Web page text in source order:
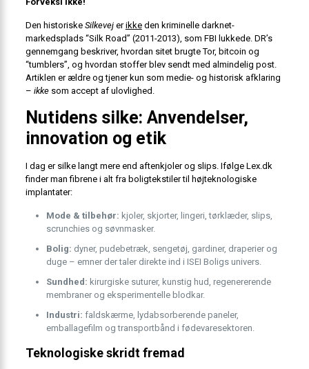
Den historiske Silkevejerikkeden kriminelle darknet-
markedsplads “Silk Road” (2011-2013), som FBI lukkede. DR’s
gennemgang beskriver, hvordan sitet brugte Tor, bitcoin og
“tumblers”, og hvordan stoffer blev sendt med almindelig post.
Artiklen er ældre og tjener kun som medie- og historisk afklaring
– ikkesom accept af ulovlighed.
Nutidens silke: Anvendelser,
innovation og etik
I dag er silke langt mere end aftenkjoler og slips. Ifølge Lex.dk
finder man fibrene i alt fra boligtekstiler til højteknologiske
implantater:
Mode & tilbehør: kjoler, skjorter, lingeri, tørklæder, slips,
scrunchies og søvnmasker.
Bolig: dyner, pudebetræk, sengetøj, gardiner, draperier og
duge – emner der taler direkte ind i ISEI Boligs univers.
Sundhed: kirurgiske suturer, kunstig hud, regenererende
membraner og eksperimentelle blodkar.
Industri: faldskærme, lydabsorberende paneler,
emballagefilm og transportbånd i fødevaresektoren.
Teknologiske skridt fremad